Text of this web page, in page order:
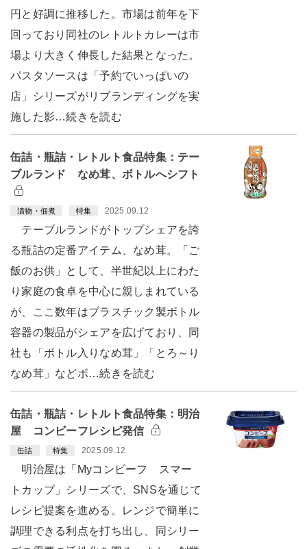
円と好調に推移した。市場は前年を下
回っており同社のレトルトカレーは市
場より大きく伸長した結果となった。
パスタソースは「予約でいっぱいの
店」シリーズがリブランディングを実
施した影…続きを読む
缶詰・瓶詰・レトルト食品特集：テー
ブルランド なめ茸、ボトルへシフト
漬物・佃煮 特集 2025.09.12
テーブルランドがトップシェアを誇
る瓶詰の定番アイテム、なめ茸。「ご
飯のお供」として、半世紀以上にわた
り家庭の食卓を中心に親しまれている
が、ここ数年はプラスチック製ボトル
容器の製品がシェアを広げており、同
社も「ボトル入りなめ茸」「とろ～り
なめ茸」などボ…続きを読む
缶詰・瓶詰・レトルト食品特集：明治
屋 コンビーフレシピ発信
缶詰 特集 2025.09.12
明治屋は「Myコンビーフ スマー
トカップ」シリーズで、SNSを通じて
レシピ提案を進める。レンジで簡単に
調理できる利点を打ち出し、同シリー